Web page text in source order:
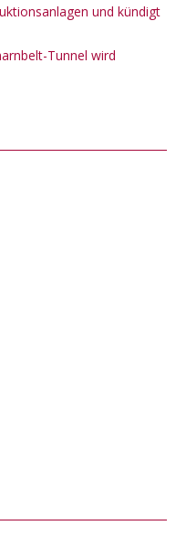
und kündigt
Tunnel wird